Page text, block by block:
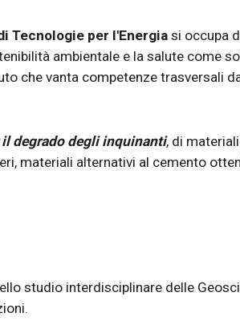
Tecnologie per l'Energia si occupa
ambientale e la salute come
che vanta competenze trasversali
degrado degli inquinanti, di
materiali alternativi al cemento
studio interdisciplinare delle